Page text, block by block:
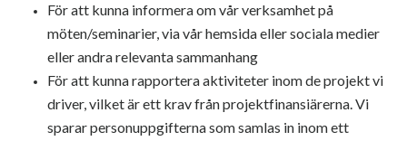
För att kunna informera om vår verksamhet på
möten/seminarier, via vår hemsida eller sociala medier
eller andra relevanta sammanhang
För att kunna rapportera aktiviteter inom de projekt vi
driver, vilket är ett krav från projektfinansiärerna. Vi
sparar personuppgifterna som samlas in inom ett